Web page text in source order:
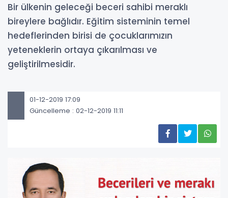
Bir ülkenin geleceği beceri sahibi meraklı
bireylere bağlıdır. Eğitim sisteminin temel
hedeflerinden birisi de çocuklarımızın
yeteneklerin ortaya çıkarılması ve
geliştirilmesidir.
01-12-2019 17:09
Güncelleme : 02-12-2019 11:11